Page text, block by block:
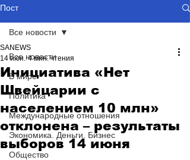
Пост
Все новости
В мире
Политика
Международные отношения
Экономика. Деньги. Бизнес
Общество
Все новости
Инициатива «Нет
Швейцарии с
населением 10 млн»
отклонена – результаты
выборов 14 июня
SANEWS
14 июн. 4 мин. чтения